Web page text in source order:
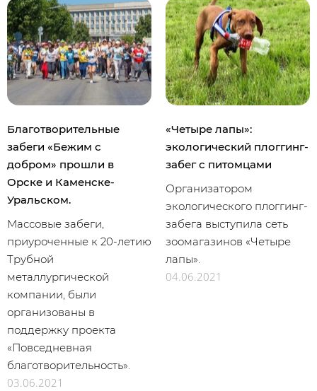
Благотворительные
забеги «Бежим с
добром» прошли в
Орске и Каменске-
Уральском.
Массовые забеги,
приуроченные к 20-летию
Трубной
металлургической
компании, были
организованы в
поддержку проекта
«Повседневная
благотворительность».
03.06.2021
«Четыре лапы»:
экологический плоггинг-
забег с питомцами
Организатором
экологического плоггинг-
забега выступила сеть
зоомагазинов «Четыре
лапы».
04.06.2021